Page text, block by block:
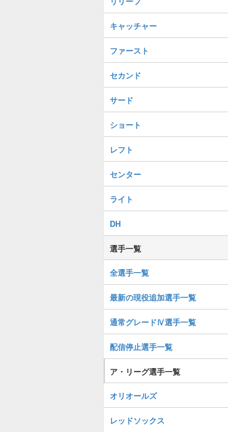
キャッチャー
ファースト
セカンド
サード
ショート
レフト
センター
ライト
DH
選手一覧
全選手一覧
最新の現役追加選手一覧
通常グレードⅣ選手一覧
配信停止選手一覧
ア・リーグ選手一覧
オリオールズ
レッドソックス